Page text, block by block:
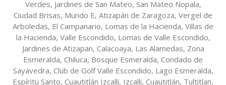
Verdes, Jardines de San Mateo, San Mateo Nopala,
Ciudad Brisas, Mundo E, Atizapán de Zaragoza, Vergel de
Arboledas, El Campanario, Lomas de la Hacienda, Villas de
la Hacienda, Valle Escondido, Lomas de Valle Escondido,
Jardines de Atizapan, Calacoaya, Las Alamedas, Zona
Esmeralda, Chiluca, Bosque Esmeralda, Condado de
Sayavedra, Club de Golf Valle Escondido, Lago Esmeralda,
Espíritu Santo, Cuautitlán Izcalli, Izcalli, Cuautitlán, Tultitlan,